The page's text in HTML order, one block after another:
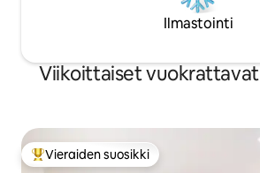
Ilmastointi
Viikoittaiset
Vieraiden suosikkien parhaimmistoa
Vieraiden suosikki